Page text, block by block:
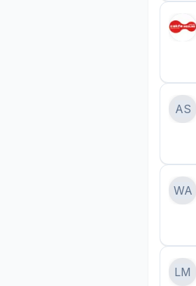
AS
WA
LM